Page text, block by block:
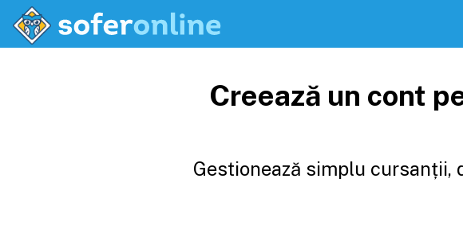
Creează un cont
Gestionează simplu cursanții,